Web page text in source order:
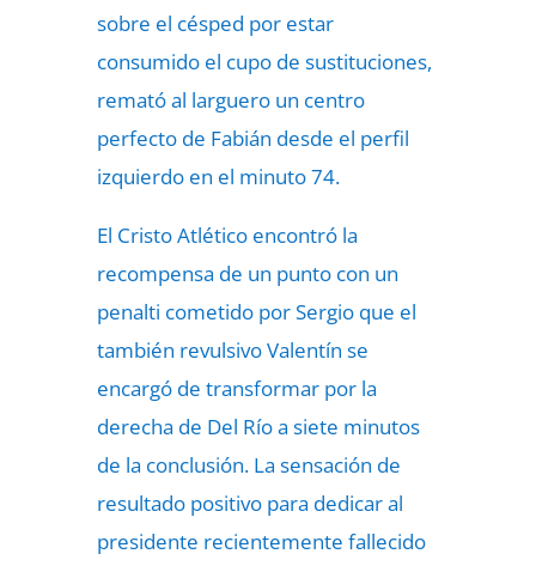
sobre el césped por estar
consumido el cupo de sustituciones,
remató al larguero un centro
perfecto de Fabián desde el perfil
izquierdo en el minuto 74.
El Cristo Atlético encontró la
recompensa de un punto con un
penalti cometido por Sergio que el
también revulsivo Valentín se
encargó de transformar por la
derecha de Del Río a siete minutos
de la conclusión. La sensación de
resultado positivo para dedicar al
presidente recientemente fallecido